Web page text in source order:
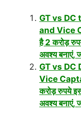
GT vs DC
and Vice
है 2 करोड़
अवश्य बनाएं,
GT vs DC
Vice
करोड़ रुपये
अवश्य बनाएं,